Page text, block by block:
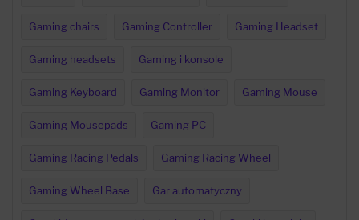
Gaming chairs Gaming Controller Gaming Headset
Gaming headsets Gaming i konsole
Gaming Keyboard Gaming Monitor Gaming Mouse
Gaming Mousepads Gaming PC
Gaming Racing Pedals Gaming Racing Wheel
Gaming Wheel Base Gar automatyczny